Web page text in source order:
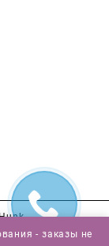
- заказы не